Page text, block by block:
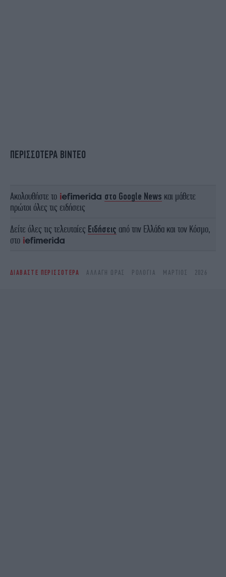
ΠΕΡΙΣΣΟΤΕΡΑ ΒΙΝΤΕΟ
Ακολουθήστε το στο Google News και μάθετε
πρώτοι όλες τις ειδήσεις
Δείτε όλες τις τελευταίες Ειδήσεις από την Ελλάδα και τον Κόσμο,
στο
ΔΙΑΒΑΣΤΕ ΠΕΡΙΣΣΟΤΕΡΑ ΑΛΛΑΓΉ ΏΡΑΣ ΡΟΛΌΓΙΑ ΜΆΡΤΙΟΣ 2026